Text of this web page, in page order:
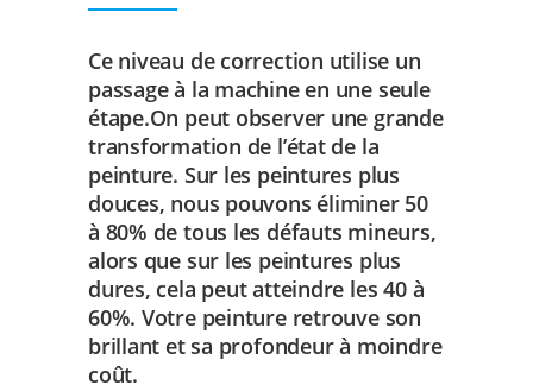
Ce niveau de correction utilise un
passage à la machine en une seule
étape.On peut observer une grande
transformation de l’état de la
peinture. Sur les peintures plus
douces, nous pouvons éliminer 50
à 80% de tous les défauts mineurs,
alors que sur les peintures plus
dures, cela peut atteindre les 40 à
60%. Votre peinture retrouve son
brillant et sa profondeur à moindre
coût.